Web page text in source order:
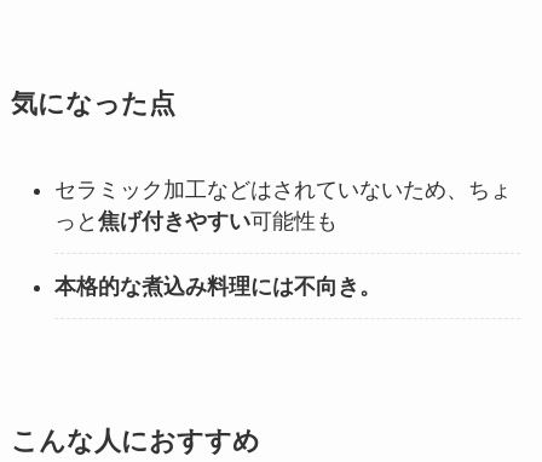
気になった点
セラミック加工などはされていないため、ちょ
っと 焦げ付きやすい可能性も
本格的な煮込み料理には不向き。
こんな人におすすめ